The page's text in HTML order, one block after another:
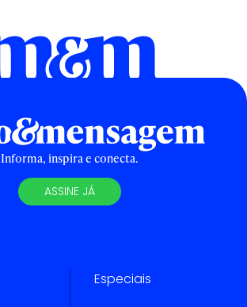
Informa, inspira e conecta.
ASSINE JÁ
Especiais